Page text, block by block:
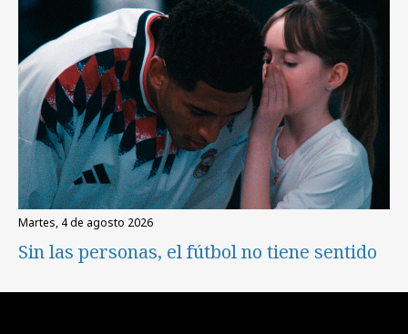
martes, 4 de agosto 2026
Sin las personas, el fútbol no tiene sentido